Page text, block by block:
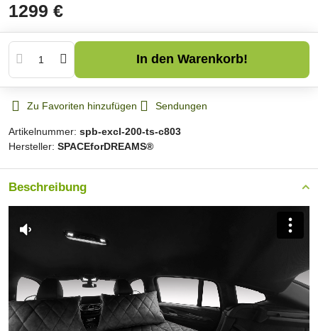
1299 €
In den Warenkorb!
Zu Favoriten hinzufügen Sendungen
Artikelnummer: spb-excl-200-ts-c803
Hersteller: SPACEforDREAMS®
Beschreibung